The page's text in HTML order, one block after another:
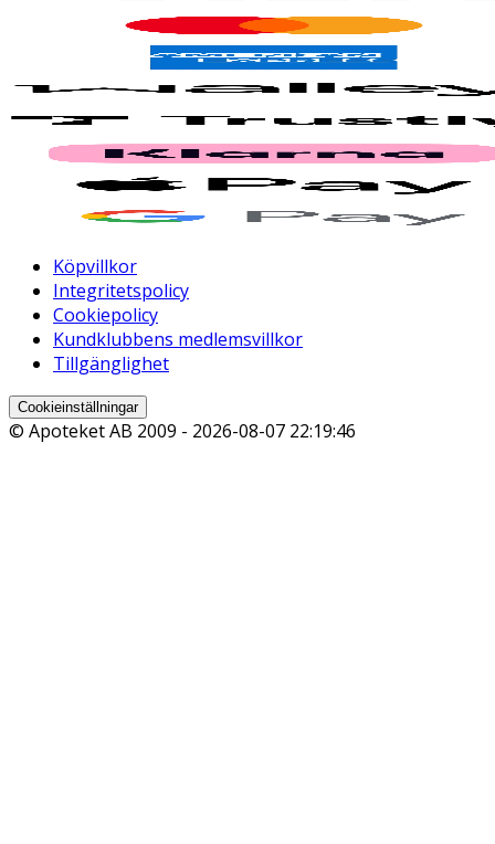
Köpvillkor
Integritetspolicy
Cookiepolicy
Kundklubbens medlemsvillkor
Tillgänglighet
Cookieinställningar
© Apoteket AB 2009 - 2026-08-07 22:19:46